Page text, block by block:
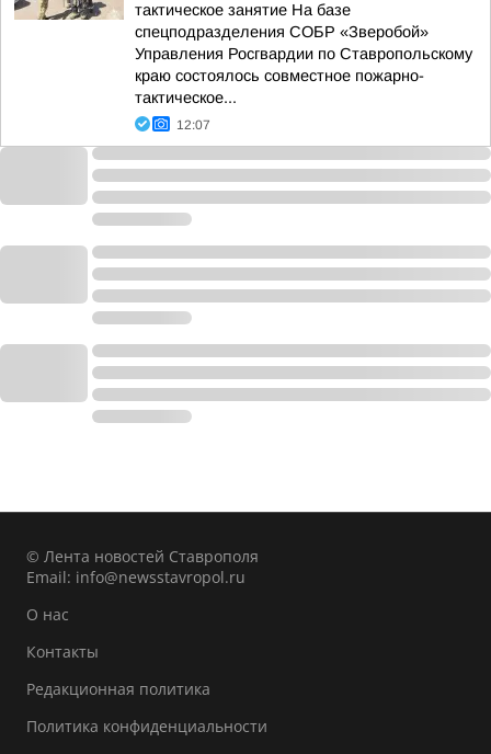
тактическое занятие На базе
спецподразделения СОБР «Зверобой»
Управления Росгвардии по Ставропольскому
краю состоялось совместное пожарно-
тактическое...
12:07
© Лента новостей Ставрополя
Email: info@newsstavropol.ru
О нас
Контакты
Редакционная политика
Политика конфиденциальности